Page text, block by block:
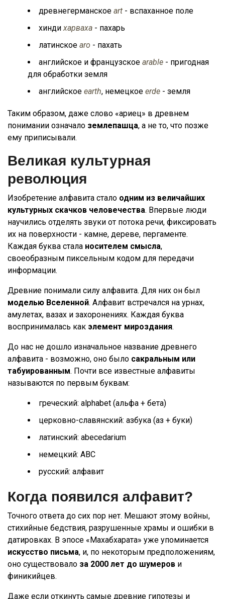
древнегерманское art - вспаханное поле
хиндихарваха - пахарь
латинское aro - пахать
английское и французское arable - пригодная
для обработки земля
английское earth, немецкое erde - земля
Таким образом, даже слово «ариец» в древнем
понимании означало землепашца, а не то, что позже
ему приписывали.
Великая культурная
революция
Изобретение алфавита стало одним из величайших
культурных скачков человечества. Впервые люди
научились отделять звуки от потока речи, фиксировать
их на поверхности - камне, дереве, пергаменте.
Каждая буква стала носителем смысла,
своеобразным пиксельным кодом для передачи
информации.
Древние понимали силу алфавита. Для них он был
моделью Вселенной. Алфавит встречался на урнах,
амулетах, вазах и захоронениях. Каждая буква
воспринималась как элемент мироздания.
До нас не дошло изначальное название древнего
алфавита - возможно, оно было сакральным или
табуированным. Почти все известные алфавиты
называются по первым буквам:
греческий: alphabet (альфа + бета)
церковно-славянский: азбука (аз + буки)
латинский: abecedarium
немецкий: ABC
русский: алфавит
Когда появился алфавит?
Точного ответа до сих пор нет. Мешают этому войны,
стихийные бедствия, разрушенные храмы и ошибки в
датировках. В эпосе «Махабхарата» уже упоминается
искусство письма, и, по некоторым предположениям,
оно существовало за 2000 лет до шумеров и
финикийцев.
Даже если откинуть самые древние гипотезы и